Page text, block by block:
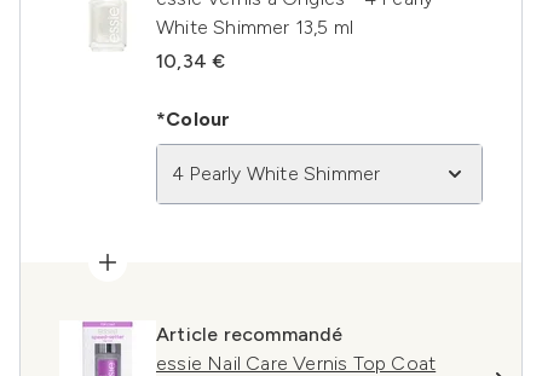
White Shimmer 13,5 ml
10,34 €
*Colour
4 Pearly White Shimmer
Article recommandé
essie Nail Care Vernis Top Coat